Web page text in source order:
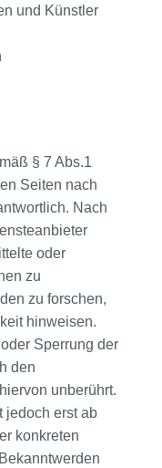
und Künstler
§ 7 Abs.1
Seiten nach
Nach
oder
zu
zu forschen,
hinweisen.
Sperrung der
den
unberührt.
jedoch erst ab
konkreten